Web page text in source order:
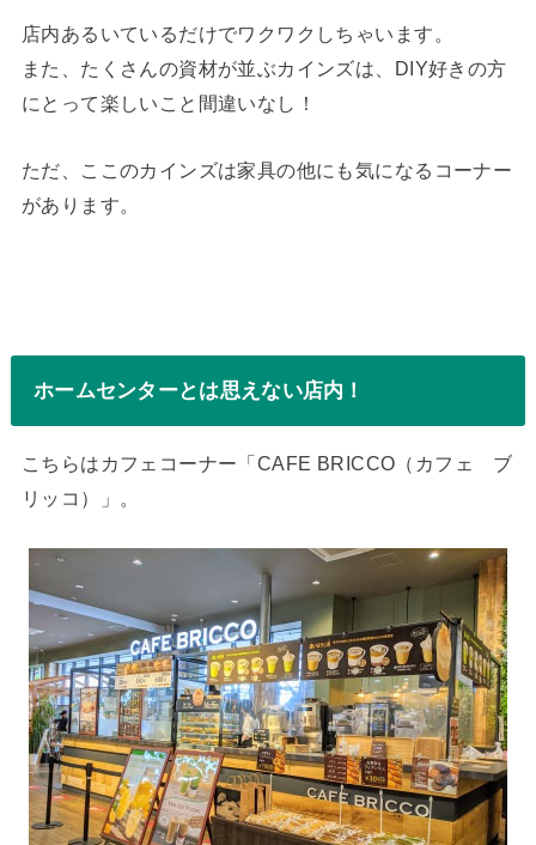
店内あるいているだけでワクワクしちゃいます。
また、たくさんの資材が並ぶカインズは、DIY好きの方
にとって楽しいこと間違いなし！
ただ、ここのカインズは家具の他にも気になるコーナー
があります。
ホームセンターとは思えない店内！
こちらはカフェコーナー「CAFE BRICCO（カフェ ブ
リッコ）」。